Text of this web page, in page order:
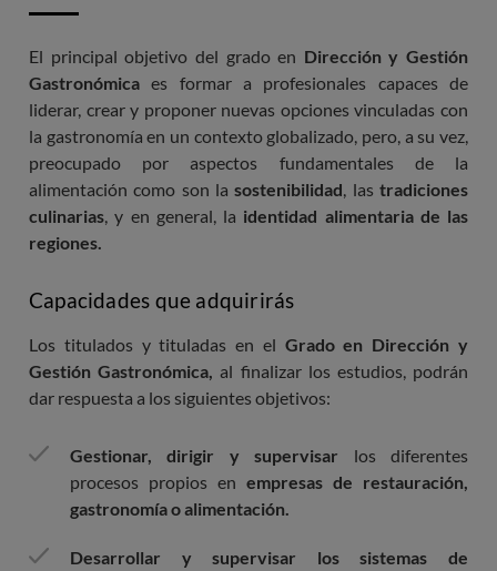
espacios gastronomicos
Prácticas curriculares en empresa I
El principal objetivo del grado en Dirección y Gestión
Gastronómica es formar a profesionales capaces de
liderar, crear y proponer nuevas opciones vinculadas con
la gastronomía en un contexto globalizado, pero, a su vez,
preocupado por aspectos fundamentales de la
alimentación como son lasostenibilidad, lastradiciones
culinarias, y en general, la identidad alimentaria de las
regiones.
Capacidades que adquirirás
Los titulados y tituladas en el Grado en Dirección y
Gestión Gastronómica, al finalizar los estudios, podrán
dar respuesta a los siguientes objetivos:
Gestionar, dirigir y supervisar los diferentes
procesos propios en empresas de restauración,
gastronomía o alimentación.
Desarrollar y supervisar los sistemas de